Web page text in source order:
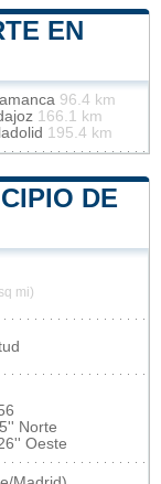
EN
96.4 km
166.1 km
195.4 km
DE
mi)
Norte
Oeste